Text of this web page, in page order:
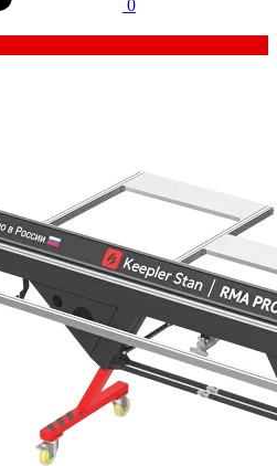
0